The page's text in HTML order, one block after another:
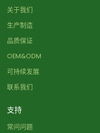
关于我们
生产制造
品质保证
OEM&ODM
可持续发展
联系我们
支持
常问问题